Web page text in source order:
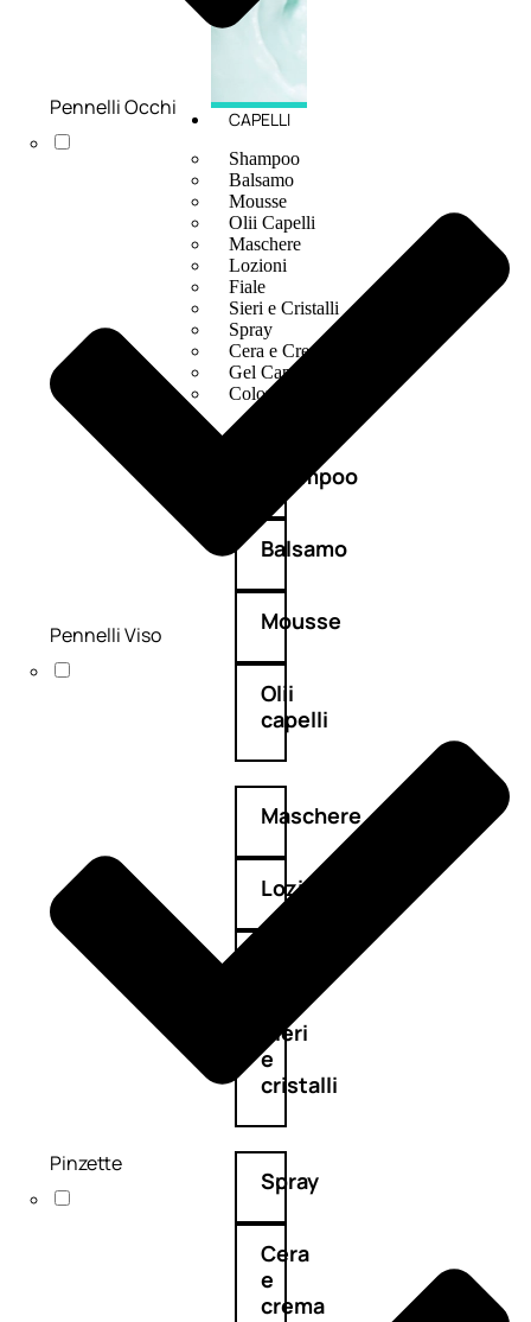
CAPELLI
Shampoo
Balsamo
Mousse
Olii Capelli
Maschere
Lozioni
Fiale
Sieri e Cristalli
Spray
Cera e Crema
Gel Capelli
Colorazione
Shampoo
Balsamo
Mousse
Olii
capelli
Maschere
Lozioni
Sieri
e
cristalli
Spray
Cera
e
crema
Pennelli Occhi
Pennelli Viso
Pinzette